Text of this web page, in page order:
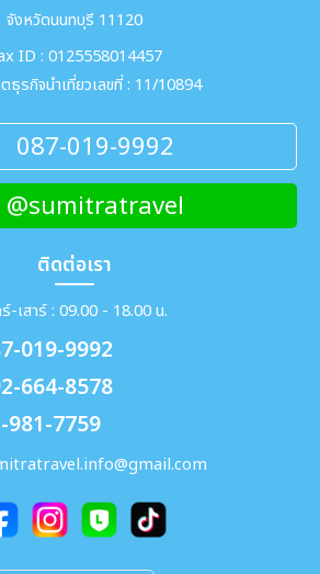
จังหวัดนนทบุรี 11120
ID : 0125558014457
ธุรกิจนำเที่ยวเลขที่ : 11/10894
087-019-9992
@sumitratravel
ติดต่อเรา
-เสาร์ : 09.00 - 18.00 น.
019-9992
664-8578
981-7759